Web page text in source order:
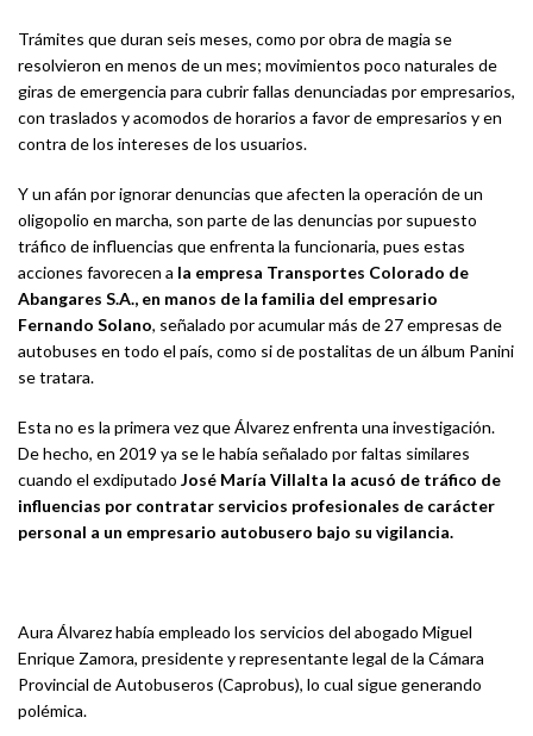
Trámites que duran seis meses, como por obra de magia se
resolvieron en menos de un mes; movimientos poco naturales de
giras de emergencia para cubrir fallas denunciadas por empresarios,
con traslados y acomodos de horarios a favor de empresarios y en
contra de los intereses de los usuarios.
Y un afán por ignorar denuncias que afecten la operación de un
oligopolio en marcha, son parte de las denuncias por supuesto
tráfico de influencias que enfrenta la funcionaria, pues estas
acciones favorecen a la empresa Transportes Colorado de
Abangares S.A., en manos de la familia del empresario
Fernando Solano, señalado por acumular más de 27 empresas de
autobuses en todo el país, como si de postalitas de un álbum Panini
se tratara.
Esta no es la primera vez que Álvarez enfrenta una investigación.
De hecho, en 2019 ya se le había señalado por faltas similares
cuando el exdiputado José María Villalta la acusó de tráfico de
influencias por contratar servicios profesionales de carácter
personal a un empresario autobusero bajo su vigilancia.
Aura Álvarez había empleado los servicios del abogado Miguel
Enrique Zamora, presidente y representante legal de la Cámara
Provincial de Autobuseros (Caprobus), lo cual sigue generando
polémica.